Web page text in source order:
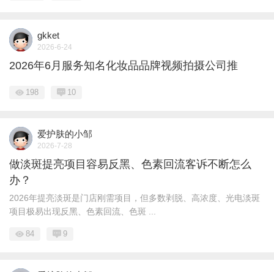
gkket
2026-6-24
2026年6月服务知名化妆品品牌视频拍摄公司推
198 10
爱护肤的小邹
2026-7-28
做淡斑提亮项目容易反黑、色素回流客诉不断怎么
办？
2026年提亮淡斑是门店刚需项目，但多数剥脱、高浓度、光电淡斑
项目极易出现反黑、色素回流、色斑 ...
84 9